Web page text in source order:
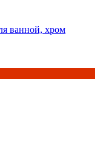
ванной, хром